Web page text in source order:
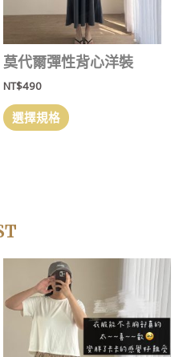
莫代爾彈性背心洋裝
NT$490
選擇規格